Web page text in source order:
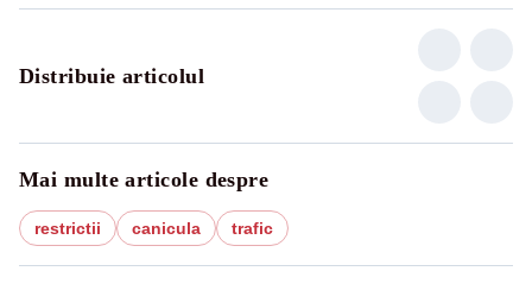
Distribuie articolul
Mai multe articole despre
restrictii canicula trafic